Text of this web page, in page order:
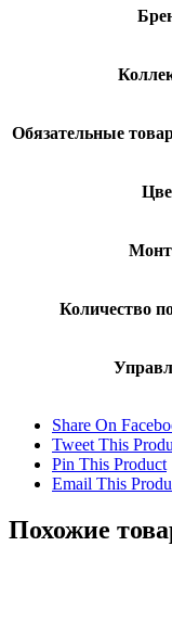
Обязательные
Количество
Share On
Tweet This
Pin This Product
Email This
Похожие